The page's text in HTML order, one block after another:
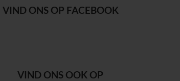
VIND ONS OP FACEBOOK
VIND ONS OOK OP